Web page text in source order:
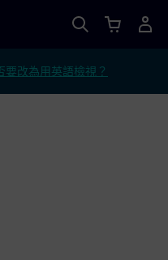
要改為用英語檢視？